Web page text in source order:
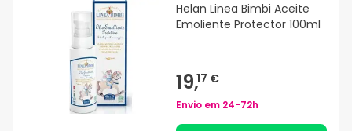
Helan Linea Bimbi Aceite
Emoliente Protector 100ml
19,17 €
Envio em 24-72h